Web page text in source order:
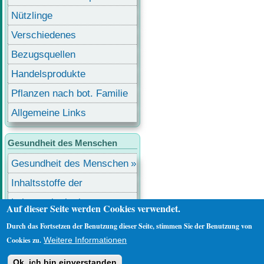
Nützlinge
Verschiedenes
Bezugsquellen
Handelsprodukte
Pflanzen nach bot. Familie
Allgemeine Links
Gesundheit des Menschen
Gesundheit des Menschen
Inhaltsstoffe der
Lebensmittel
Lebensmittel mit
Inhaltsstoffen
Anmelden
Auf dieser Seite werden Cookies verwendet.
Durch das Fortsetzen der Benutzung dieser Seite, stimmen Sie der Benutzung von
Cookies zu. Weitere Informationen